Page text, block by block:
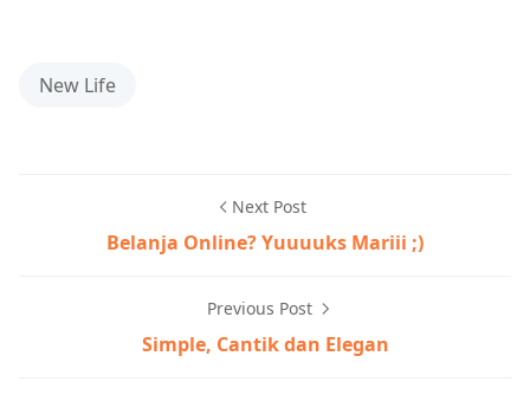
New Life
Next Post
Belanja Online? Yuuuuks Mariii ;)
Previous Post
Simple, Cantik dan Elegan